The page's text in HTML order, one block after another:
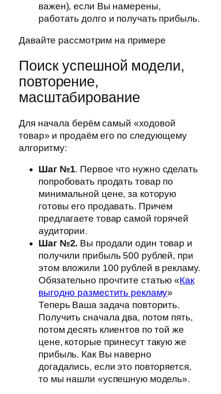
важен), если Вы намерены,
работать долго и получать прибыль.
Давайте рассмотрим на примере
Поиск успешной модели,
повторение,
масштабирование
Для начала берём самый «ходовой
товар» и продаём его по следующему
алгоритму:
Шаг №1. Первое что нужно сделать
попробовать продать товар по
минимальной цене, за которую
готовы его продавать. Причем
предлагаете товар самой горячей
аудитории.
Шаг №2. Вы продали один товар и
получили прибыль 500 рублей, при
этом вложили 100 рублей в рекламу.
Обязательно прочтите статью «Как
выгодно разместить рекламу»
Теперь Ваша задача повторить.
Получить сначала два, потом пять,
потом десять клиентов по той же
цене, которые принесут такую же
прибыль. Как Вы наверно
догадались, если это повторяется,
то мы нашли «успешную модель».